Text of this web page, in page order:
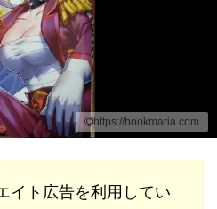
https://bookmaria.com
イト広告を利用してい